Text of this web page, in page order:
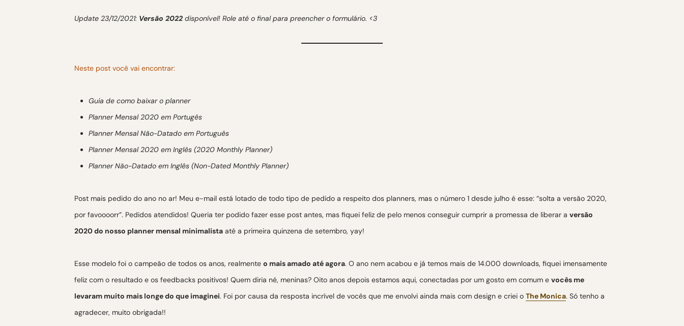
Update 23/12/2021: Versão 2022 disponível! Role até o final para preencher o formulário. <3
Neste post você vai encontrar:
Guia de como baixar o planner
Planner Mensal 2020 em Portugês
Planner Mensal Não-Datado em Português
Planner Mensal 2020 em Inglês (2020 Monthly Planner)
Planner Não-Datado em Inglês (Non-Dated Monthly Planner)
Post mais pedido do ano no ar! Meu e-mail está lotado de todo tipo de pedido a respeito dos planners, mas o número 1 desde julho é esse: “solta a versão 2020,
por favoooorr”. Pedidos atendidos! Queria ter podido fazer esse post antes, mas fiquei feliz de pelo menos conseguir cumprir a promessa de liberar a versão
2020 do nosso planner mensal minimalista até a primeira quinzena de setembro, yay!
Esse modelo foi o campeão de todos os anos, realmente o mais amado até agora. O ano nem acabou e já temos mais de 14.000 downloads, fiquei imensamente
feliz com o resultado e os feedbacks positivos! Quem diria né, meninas? Oito anos depois estamos aqui, conectadas por um gosto em comum e vocês me
levaram muito mais longe do que imaginei. Foi por causa da resposta incrível de vocês que me envolvi ainda mais com design e criei o The Monica. Só tenho a
agradecer, muito obrigada!!